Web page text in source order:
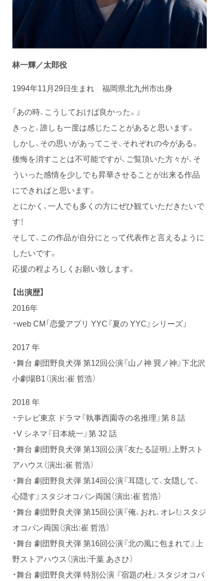
林一輝／太郎役
1994年11月29日生まれ 福岡県北九州市出身
「あの時、こうしておけば良かった。」
きっと、誰しも一度は感じたことがあると思います。
しかし、その思いがあってこそ、それぞれの今がある。
後悔を消すことは不可能ですが、ご覧頂いた方々が、そ
ういった感情を少しでも昇華させることが出来る作品
にできればと思います。
とにかく、一人でも多くの方にぜひ観ていただきたいで
す！
そして、この作品が自分にとって代表作と言えるように
したいです。
応援の程よろしくお願い致します。
【出演歴】
2016年
・web CM「恋愛アプリ YYC『夏の YYC』シリーズ」
2017 年
・舞台 劇団野良犬弾 第12回公演『山ノ神 巽ノ神』下北沢
小劇場B1（演出:崔 哲浩）
2018 年
・テレビ東京 ドラマ『執事⻄園寺の名推理』第 8 話
・V シネマ『日本統一』第 32 話
・舞台 劇団野良犬弾 第13回公演『友たる証明』上野スト
アハウス（演出:崔 哲浩）
・舞台 劇団野良犬弾 第14回公演『耳隠して、女隠して、
心隠す』スタジオコパン両国（演出:崔 哲浩）
・舞台 劇団野良犬弾 第15回公演『俺、おれ、オレ!』スタジ
オコパン両国（演出:崔 哲浩）
・舞台 劇団野良犬弾 第16回公演『北の風に包まれて』上
野ストアハウス（演出:千葉 あさひ）
・舞台 劇団野良犬弾 特別公演 『宿題の杜』スタジオコパ